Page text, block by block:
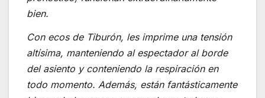
bien.
Con ecos de Tiburón, les imprime una tensión
altísima, manteniendo al espectador al borde
del asiento y conteniendo la respiración en
todo momento. Además, están fantásticamente